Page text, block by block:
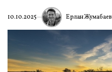
10.10.2025 Ерлан Жумабаев